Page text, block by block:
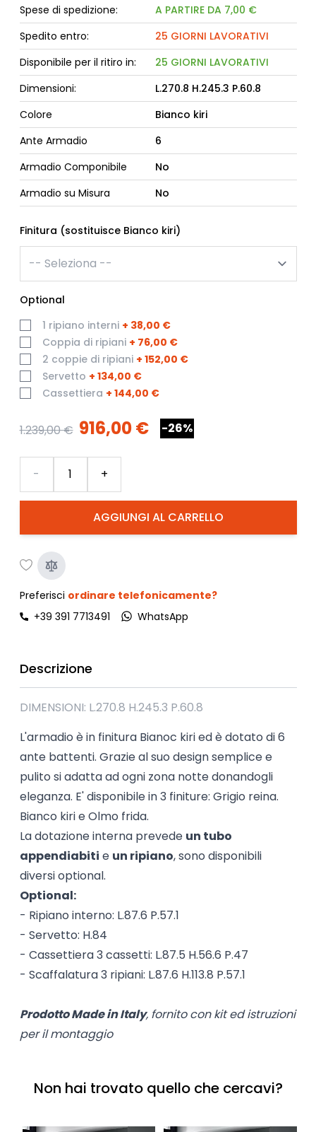
Spese di spedizione:
A PARTIRE DA 7,00 €
Spedito entro:
25 GIORNI LAVORATIVI
Disponibile per il ritiro in:
25 GIORNI LAVORATIVI
Dimensioni:
L.270.8 H.245.3 P.60.8
Colore
Bianco kiri
Ante Armadio
6
Armadio Componibile
No
Armadio su Misura
No
Finitura (sostituisce Bianco kiri)
Optional
1 ripiano interni + 38,00 €
Coppia di ripiani + 76,00 €
2 coppie di ripiani + 152,00 €
Servetto + 134,00 €
Cassettiera + 144,00 €
1.239,00 € 916,00 € -26%
AGGIUNGI AL CARRELLO
- +
Preferisci ordinare telefonicamente?
+39 391 7713491
WhatsApp
Descrizione
DIMENSIONI: L.270.8 H.245.3 P.60.8
L'armadio è in finitura Bianoc kiri ed è dotato di 6
ante battenti. Grazie al suo design semplice e
pulito si adatta ad ogni zona notte donandogli
eleganza. E' disponibile in 3 finiture: Grigio reina.
Bianco kiri e Olmo frida.
La dotazione interna prevede un tubo
appendiabiti e un ripiano, sono disponibili
diversi optional.
Optional:
- Ripiano interno: L.87.6 P.57.1
- Servetto: H.84
- Cassettiera 3 cassetti: L.87.5 H.56.6 P.47
- Scaffalatura 3 ripiani: L.87.6 H.113.8 P.57.1
Prodotto Made in Italy, fornito con kit ed istruzioni
per il montaggio
Non hai trovato quello che cercavi?